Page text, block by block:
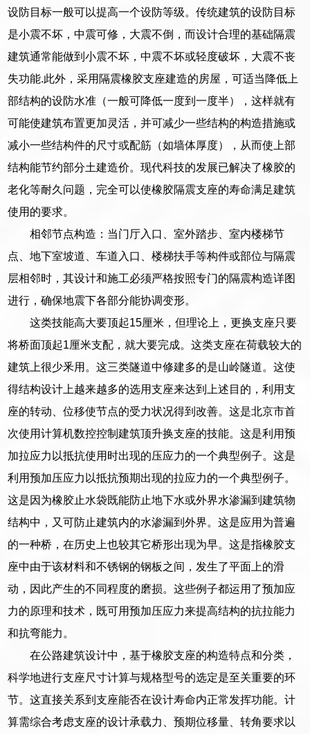
设防目标一般可以提高一个设防等级。传统建筑的设防目标
是小震不坏，中震可修，大震不倒，而设计合理的基础隔震
建筑通常能做到小震不坏，中震不坏或轻度破坏，大震不丧
失功能.此外，采用隔震橡胶支座建造的房屋，可适当降低上
部结构的设防水准（一般可降低一度到一度半），这样就有
可能使建筑布置更加灵活，并可减少一些结构的构造措施或
减小一些结构件的尺寸或配筋（如墙体厚度），从而使上部
结构能节约部分土建造价。现代科技的发展已解决了橡胶的
老化等耐久问题，完全可以使橡胶隔震支座的寿命满足建筑
使用的要求。
相邻节点构造：当门厅入口、室外踏步、室内楼梯节
点、地下室坡道、车道入口、楼梯扶手等构件或部位与隔震
层相邻时，其设计和施工必须严格按照专门的隔震构造详图
进行，确保地震下各部分能协调变形。
这类技能高大要顶起15厘米，但理论上，更换支座只要
将桥面顶起1厘米支配，就大要完成。这类支座在荷载较大的
建筑上很少釆用。这三类隧道中修建多的是山岭隧道。这使
得结构设计上越来越多的选用支座来达到上述目的，利用支
座的转动、位移使节点的受力状况得到改善。这是北京市首
次使用计算机数控控制建筑顶升换支座的技能。这是利用预
加拉应力以抵抗使用时出现的压应力的一个典型例子。这是
利用预加压应力以抵抗预期出现的拉应力的一个典型例子。
这是因为橡胶止水袋既能防止地下水或外界水渗漏到建筑物
结构中，又可防止建筑内的水渗漏到外界。这是应用为普遍
的一种桥，在历史上也较其它桥形出现为早。这是指橡胶支
座中由于该材料和不锈钢的钢板之间，发生了平面上的滑
动，因此产生的不同程度的磨损。这些例子都运用了预加应
力的原理和技术，既可用预加压应力来提高结构的抗拉能力
和抗弯能力。
在公路建筑设计中，基于橡胶支座的构造特点和分类，
科学地进行支座尺寸计算与规格型号的选定是至关重要的环
节。这直接关系到支座能否在设计寿命内正常发挥功能。计
算需综合考虑支座的设计承载力、预期位移量、转角要求以